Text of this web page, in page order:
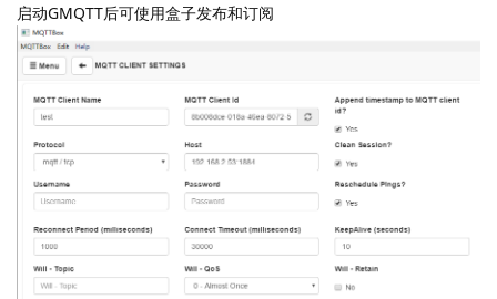
启动GMQTT后可使用盒子发布和订阅